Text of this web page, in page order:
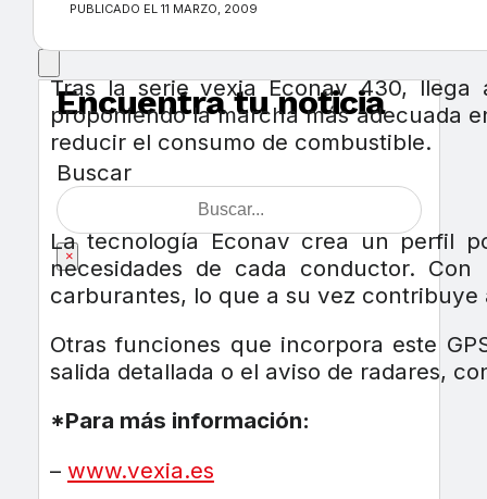
Encuentra tu noticia
Buscar
×
PUBLICADO EL 11 MARZO, 2009
Tras la serie vexia Econav 430, llega
proponiendo la marcha más adecuada
reducir el consumo de combustible.
La tecnología Econav crea un perfil
necesidades de cada conductor.
carburantes, lo que a su vez contribuye
Otras funciones que incorpora este
salida detallada o el aviso de radares,
*Para más información:
– www.vexia.es